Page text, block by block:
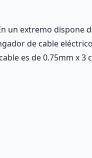
un extremo dispone
de cable
es de 0.75mm x 3